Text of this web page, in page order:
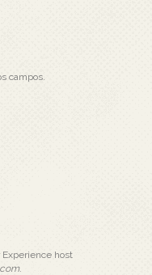
campos.
host
.